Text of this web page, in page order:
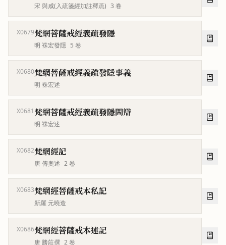
宋 與咸(入疏箋經加註釋疏) 3 卷
X0679梵網菩薩戒經義疏發隱
明 袾宏發隱 5 卷
X0680梵網菩薩戒經義疏發隱事義
明 袾宏述
X0681梵網菩薩戒經義疏發隱問辯
明 袾宏述
X0682梵網經記
唐 傳奧述 2卷
X0683梵網經菩薩戒本私記
新羅 元曉造
X0686梵網經菩薩戒本述記
唐 勝莊撰 2卷